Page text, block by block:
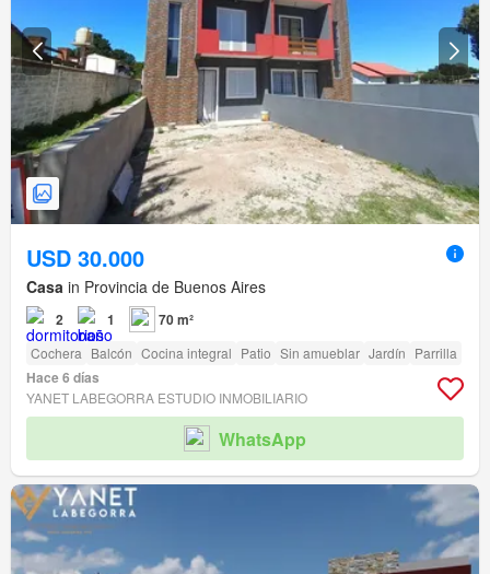
USD 30.000
Casa in Provincia de Buenos Aires
2 1 70 m²
Cochera Balcón Cocina integral Patio Sin amueblar Jardín Parrilla
Hace 6 días
YANET LABEGORRA ESTUDIO INMOBILIARIO
WhatsApp